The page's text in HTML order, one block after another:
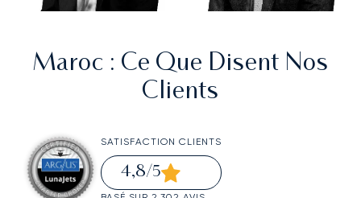
Maroc : Ce Que Disent Nos
Clients
SATISFACTION CLIENTS
4,8/5